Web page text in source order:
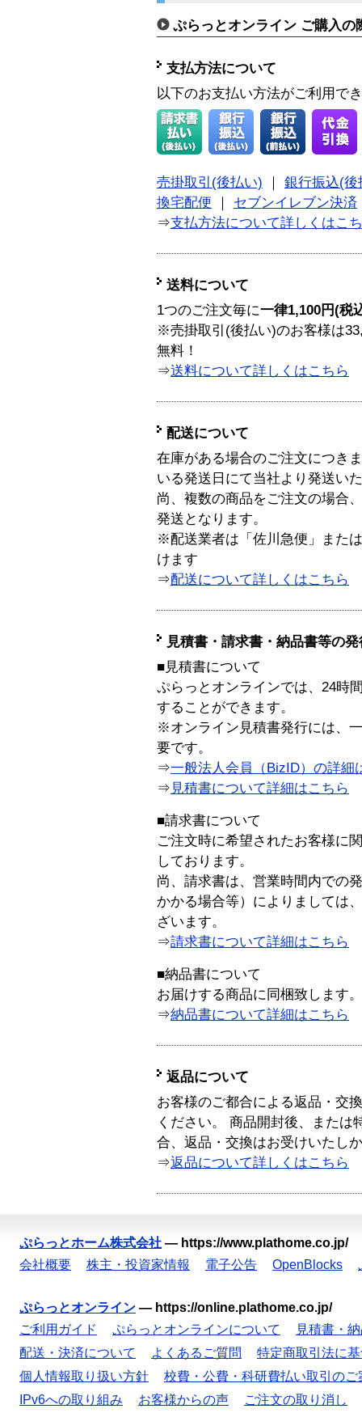
ぷらっとオンライン ご購入の
支払方法について
以下のお支払い方法がご利用で
売掛取引(後払い)
銀行振込(後
換宅配便
セブンイレブン決済
⇒支払方法について詳しくはこ
送料について
1つのご注文毎に一律1,100円(税
※売掛取引(後払い)のお客様は
無料！
⇒送料について詳しくはこちら
配送について
在庫がある場合のご注文につき
いる発送日にて当社より発送い
尚、複数の商品をご注文の場合
発送となります。
※配送業者は「佐川急便」また
けます
⇒配送について詳しくはこちら
見積書・請求書・納品書等の
■見積書について
ぷらっとオンラインでは、24時
することができます。
※オンライン見積書発行には、
要です。
⇒一般法人会員（BizID）の詳細
⇒ 見積書について詳細はこちら
■請求書について
ご注文時に希望されたお客様に
しております。
尚、請求書は、営業時間内での
かかる場合等）によりましては
ざいます。
⇒請求書について詳細はこちら
■納品書について
お届けする商品に同梱致します。
⇒納品書について詳細はこちら
返品について
お客様のご都合による返品・交
ください。 商品開封後、または
合、返品・交換はお受けいたし
⇒返品について詳しくはこちら
ぷらっとホーム株式会社 — https://www.plathome.co.jp/
会社概要
株主・投資家情報 電子公告 OpenBlocks
ぷらっとオンライン — https://online.plathome.co.jp/
ご利用ガイド
ぷらっとオンラインについて
見積書・
配送・決済について
よくあるご質問
特定商取引法に
個人情報取り扱い方針
校費・公費・科研費払い取引のご
IPv6への取り組み
お客様からの声 ご注文の取り消し